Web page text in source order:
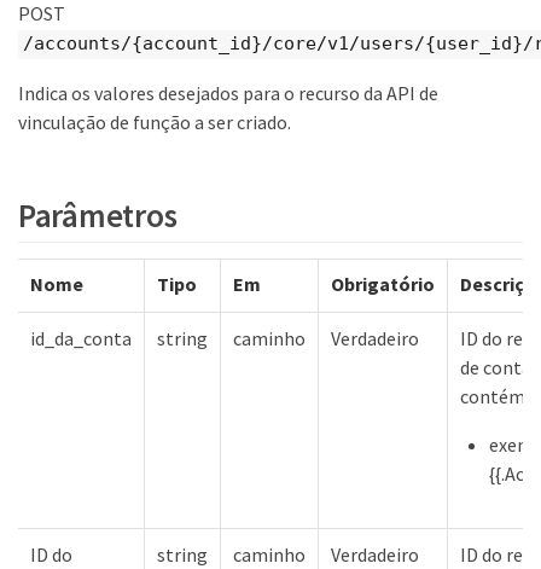
POST
/accounts/{account_id}/core/v1/users/{user_id}/
Indica os valores desejados para o recurso da API de
vinculação de função a ser criado.
Parâmetros
Nome Tipo Em Obrigatório
id_da_conta string caminho Verdadeiro
ID do
de conta
contém
ID do
string caminho Verdadeiro
ID do